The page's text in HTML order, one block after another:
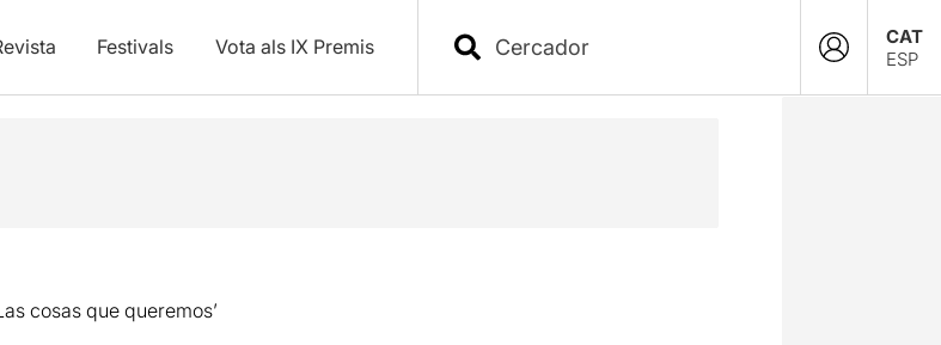
Festivals Vota als IX Premis
CAT
ESP
cosas que queremos’